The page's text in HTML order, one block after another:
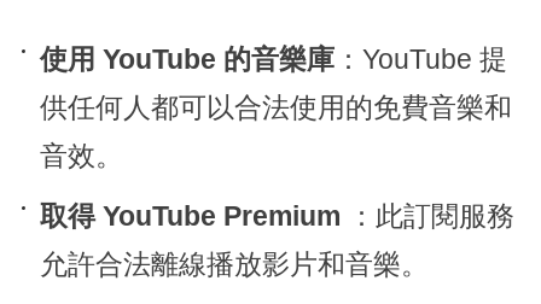
使用 YouTube 的音樂庫：YouTube 提
供任何人都可以合法使用的免費音樂和
音效。
取得 YouTube Premium ：此訂閱服務
允許合法離線播放影片和音樂。